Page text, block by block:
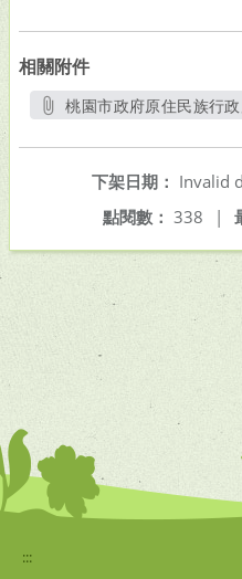
相關附件
桃園市政府原住民族行
下架日期： Invalid
點閱數： 338 |
:::